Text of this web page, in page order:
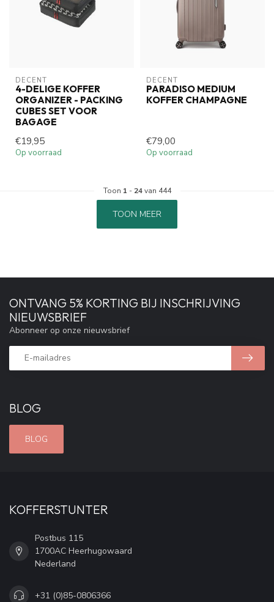
DECENT
4-DELIGE KOFFER
ORGANIZER - PACKING
CUBES SET VOOR
BAGAGE
€19,95
Op voorraad
DECENT
PARADISO MEDIUM
KOFFER CHAMPAGNE
€79,00
Op voorraad
Toon 1 - 24van 444
TOON MEER
BLOG
BLOG
ONTVANG 5% KORTING BIJ INSCHRIJVING
NIEUWSBRIEF
Abonneer op onze nieuwsbrief
KOFFERSTUNTER
Postbus 115
1700AC Heerhugowaard
Nederland
+31 (0)85-0806366